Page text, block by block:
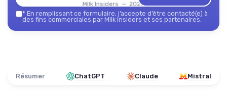
Milk Insiders — 2026
* En remplissant ce formulaire, j’accepte d’être contacté(e) à
des fins commerciales par Milk Insiders et ses partenaires.
Résumer ChatGPT Claude Mistral